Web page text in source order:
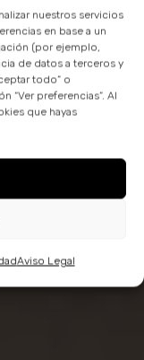
nuestros servicios
en base a un
(por ejemplo,
de datos a terceros y
todo” o
“Ver preferencias”. Al
que hayas
Aviso Legal